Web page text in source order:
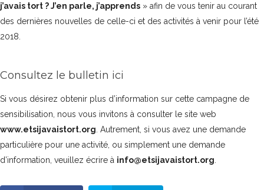
j’avais tort ? J’en parle, j’apprends » afin de vous tenir au courant
des dernières nouvelles de celle-ci et des activités à venir pour l’été
2018.
Consultez le bulletin ici
Si vous désirez obtenir plus d’information sur cette campagne de
sensibilisation, nous vous invitons à consulter le site web
www.etsijavaistort.org . Autrement, si vous avez une demande
particulière pour une activité, ou simplement une demande
d’information, veuillez écrire à info@etsijavaistort.org